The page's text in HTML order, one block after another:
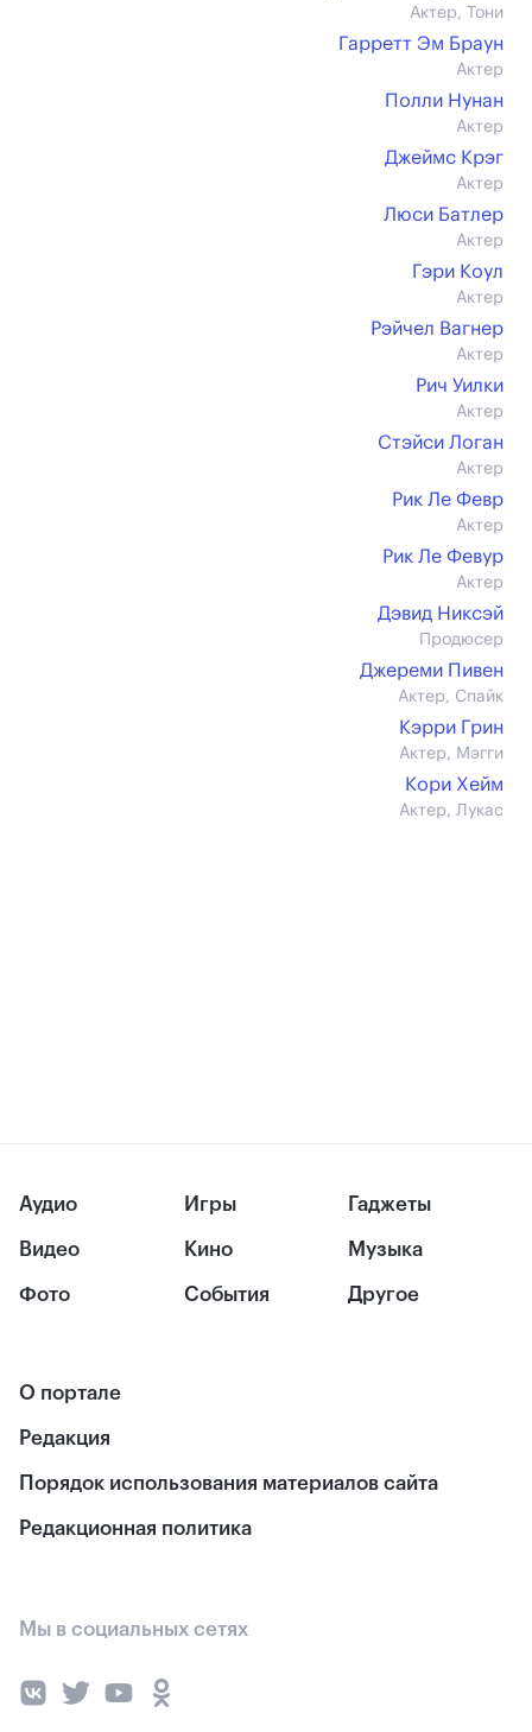
Актер, Тони
Гарретт Эм Браун
Актер
Полли Нунан
Актер
Джеймс Крэг
Актер
Люси Батлер
Актер
Гэри Коул
Актер
Рэйчел Вагнер
Актер
Рич Уилки
Актер
Стэйси Логан
Актер
Рик Ле Февр
Актер
Рик Ле Февур
Актер
Дэвид Никсэй
Продюсер
Джереми Пивен
Актер, Спайк
Кэрри Грин
Актер, Мэгги
Кори Хейм
Актер, Лукас
Аудио
Видео
Фото
Игры
Кино
События
Гаджеты
Музыка
Другое
О портале
Редакция
Порядок использования материалов сайта
Редакционная политика
Мы в социальных сетях